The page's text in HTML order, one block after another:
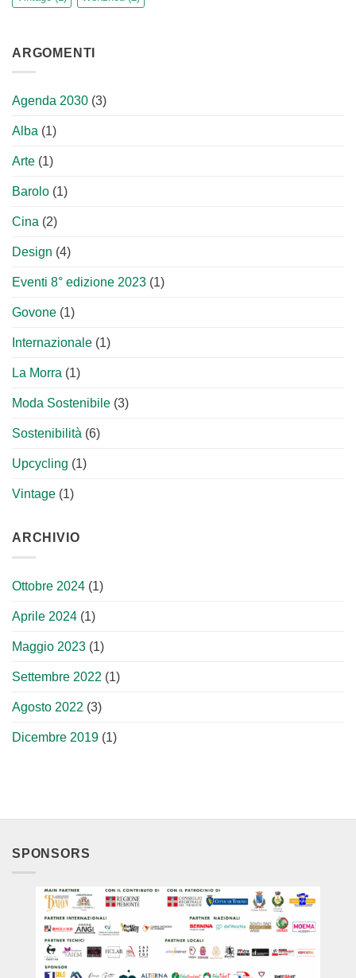
ARGOMENTI
Agenda 2030 (3)
Alba (1)
Arte (1)
Barolo (1)
Cina (2)
Design (4)
Eventi 8° edizione 2023 (1)
Govone (1)
Internazionale (1)
La Morra (1)
Moda Sostenibile (3)
Sostenibilità (6)
Upcycling (1)
Vintage (1)
ARCHIVIO
Ottobre 2024 (1)
Aprile 2024 (1)
Maggio 2023 (1)
Settembre 2022 (1)
Agosto 2022 (3)
Dicembre 2019 (1)
SPONSORS